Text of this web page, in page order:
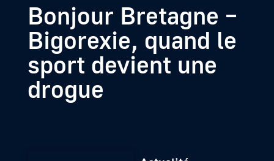
Bonjour Bretagne –
Bigorexie, quand le
sport devient une
drogue